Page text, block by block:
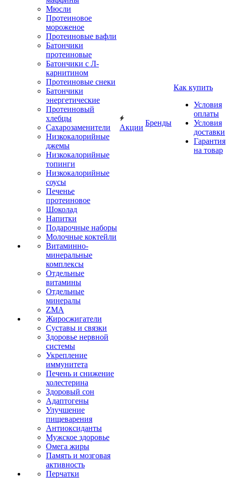
Мюсли
Протеиновое
мороженое
Протеиновые вафли
Батончики
протеиновые
Батончики с Л-
карнитином
Протеиновые снеки
Батончики
энергетические
Протеиновый
хлебцы
Сахарозаменители
Низкокалорийные
джемы
Низкокалорийные
топинги
Низкокалорийные
соусы
Печенье
протеиновое
Шоколад
Напитки
Подарочные наборы
Молочные коктейли
Витаминно-
минеральные
комплексы
Отдельные
витамины
Отдельные
минералы
ZMA
Жиросжигатели
Суставы и связки
Здоровье нервной
системы
Укрепление
иммунитета
Печень и снижение
холестерина
Здоровый сон
Адаптогены
Улучшение
пищеварения
Антиоксиданты
Мужское здоровье
Омега жиры
Память и мозговая
активность
Перчатки
Акции
Бренды
Как купить
Условия
оплаты
Условия
доставки
Гарантия
на товар